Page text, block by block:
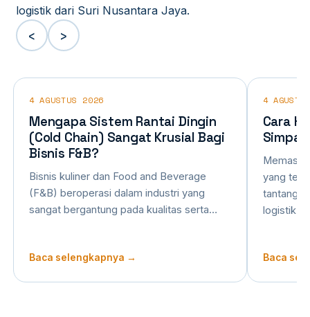
logistik dari Suri Nusantara Jaya.
‹ ›
4 AGUSTUS 2026
Mengapa Sistem Rantai Dingin
(Cold Chain) Sangat Krusial Bagi
Bisnis F&B?
Bisnis kuliner dan Food and Beverage
(F&B) beroperasi dalam industri yang
sangat bergantung pada kualitas serta…
Baca selengkapnya →
4
Cara
yang
logistik
Baca